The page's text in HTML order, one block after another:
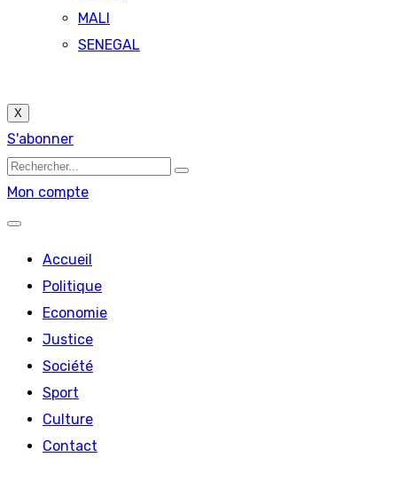
MALI
SENEGAL
X
S'abonner
Mon compte
Accueil
Politique
Economie
Justice
Société
Sport
Culture
Contact